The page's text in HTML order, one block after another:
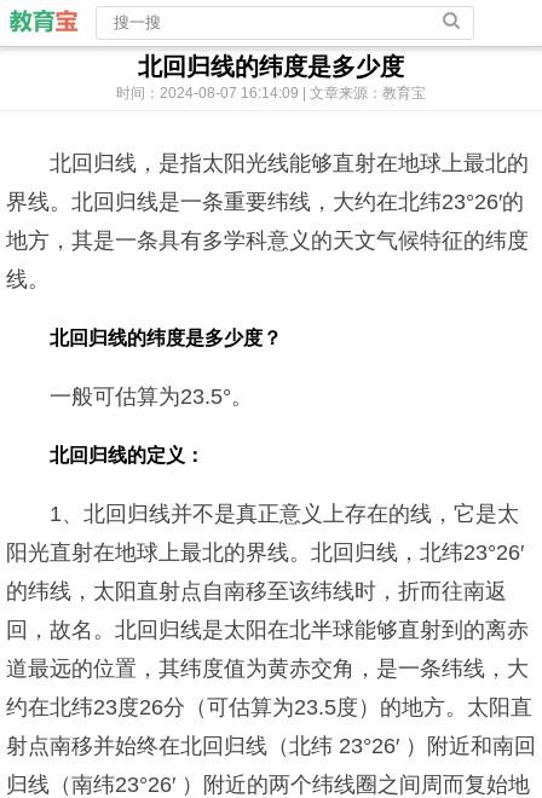
北回归线的纬度是多少度
时间：2024-08-07 16:14:09 | 文章来源：教育宝
北回归线，是指太阳光线能够直射在地球上最北的
界线。北回归线是一条重要纬线，大约在北纬23°26′的
地方，其是一条具有多学科意义的天文气候特征的纬度
线。
北回归线的纬度是多少度？
一般可估算为23.5°。
北回归线的定义：
1、北回归线并不是真正意义上存在的线，它是太
阳光直射在地球上最北的界线。北回归线，北纬23°26′
的纬线，太阳直射点自南移至该纬线时，折而往南返
回，故名。北回归线是太阳在北半球能够直射到的离赤
道最远的位置，其纬度值为黄赤交角，是一条纬线，大
约在北纬23度26分（可估算为23.5度）的地方。太阳直
射点南移并始终在北回归线（北纬 23°26′ ）附近和南回
归线（南纬23°26′ ）附近的两个纬线圈之间周而复始地